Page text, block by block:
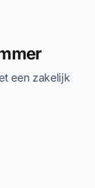
een zakelijk